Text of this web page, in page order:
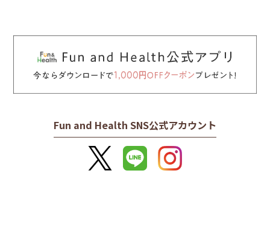
Fun and Health SNS公式アカウント